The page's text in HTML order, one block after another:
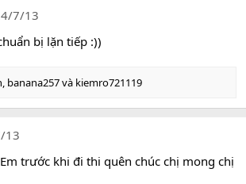
7/13
bị lặn tiếp :))
, banana257và kiemro721119
13
trước khi đi thi quên chúc chị mong chị